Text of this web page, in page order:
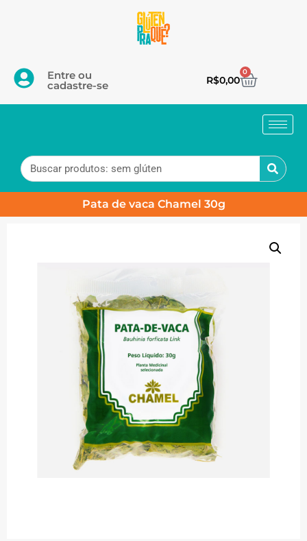
Entre ou
cadastre-se R$0,00
0
Pata de vaca Chamel 30g